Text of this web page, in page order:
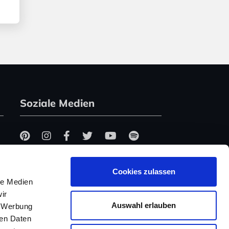
Medien
Daten
Cookies zulassen
Auswahl erlauben
Soziale Medien